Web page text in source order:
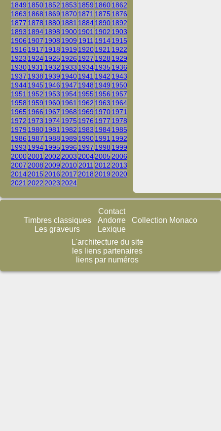
1849 18501852 1853 1859 18601862
1863 1868 1869 18701871 1875 1876
1877 1878 18801881 188418901892
1893 18941898 19001901 1902 1903
1906 1907 1908 1909 1911 19141915
1916 1917 1918 1919 19201921 1922
1923 19241925 1926 1927 1928 1929
19301931 1932 1933 19341935 1936
1937 1938 1939 19401941 1942 1943
19441945 1946 1947 1948 1949 1950
1951 1952 1953 19541955 1956 1957
1958 1959 19601961 1962 1963 1964
1965 1966 1967 1968 1969 19701971
1972 1973 19741975 1976 1977 1978
1979 19801981 1982 1983 19841985
1986 1987 1988 1989 19901991 1992
1993 19941995 1996 1997 1998 1999
20002001 2002 2003 20042005 2006
2007 2008 2009 2010 2011 2012 2013
20142015 2016 2017 2018 2019 2020
2021 2022 2023 2024
Timbres classiques
Les graveurs
Contact
Andorre
Lexique
Collection Monaco
L'architecture du site
les liens partenaires
liens par numéros